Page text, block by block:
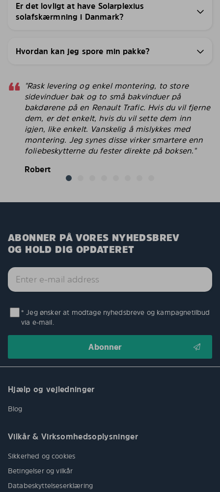
Er det lovligt at have Solarplexius
solafskærmning i Danmark?
Hvordan kan jeg spore min pakke?
"Rask levering og enkel montering, to store
sidevinduer bak og to små bakvinduer på
bakdørene på en Renault Trafic. Hvis du vil fjerne
dem, er det enkelt, hvis du vil sette dem inn
igjen, like enkelt. Vanskelig å mislykkes med
montering. Jeg synes disse virker smartere enn
foliebeskytterne du fester direkte på boksen."
Robert
ABONNER PÅ VORES NYHEDSBREV
OG HOLD DIG OPDATERET
* Jeg ønsker at modtage nyhedsbreve og kampagnetilbud
via e-mail.
Hjælp og vejledninger
Blog
Vilkår & Virksomhedsoplysninger
Sikkerhed og cookies
Betingelser og vilkår
Databeskyttelseserklæring